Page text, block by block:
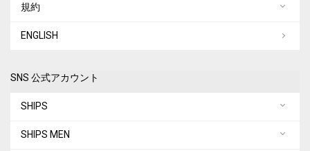
規約
ENGLISH
SNS 公式アカウント
SHIPS
SHIPS MEN